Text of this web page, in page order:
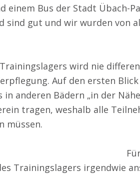
einem Bus der Stadt Übach-
sind gut und wir wurden von
wird nie
Auf den ersten
anderen Bädern „in der
tragen, weshalb alle
müssen.
Trainingslagers irgendwie